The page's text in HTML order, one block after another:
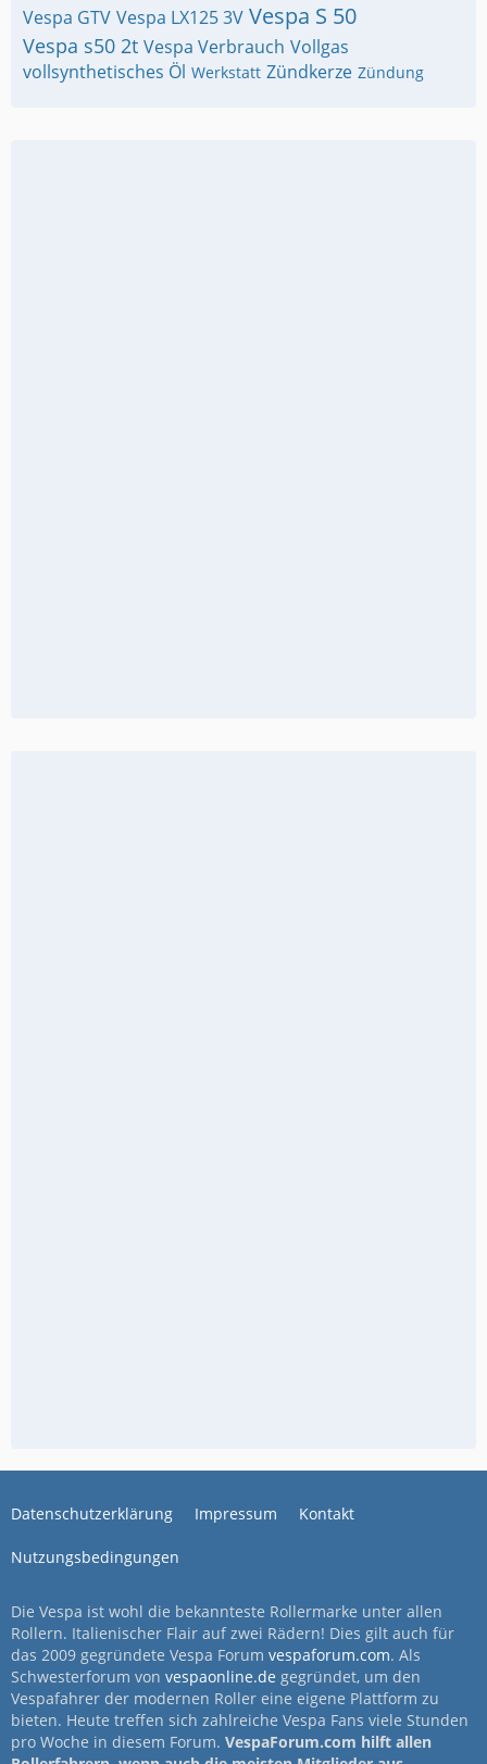
Vespa GTV Vespa LX125 3V Vespa S 50
Vespa s50 2t Vespa Verbrauch Vollgas
vollsynthetisches Öl Werkstatt Zündkerze Zündung
Datenschutzerklärung Impressum Kontakt
Nutzungsbedingungen
Die Vespa ist wohl die bekannteste Rollermarke unter allen
Rollern. Italienischer Flair auf zwei Rädern! Dies gilt auch für
das 2009 gegründete Vespa Forum vespaforum.com. Als
Schwesterforum von vespaonline.de gegründet, um den
Vespafahrer der modernen Roller eine eigene Plattform zu
bieten. Heute treffen sich zahlreiche Vespa Fans viele Stunden
pro Woche in diesem Forum. VespaForum.com hilft allen